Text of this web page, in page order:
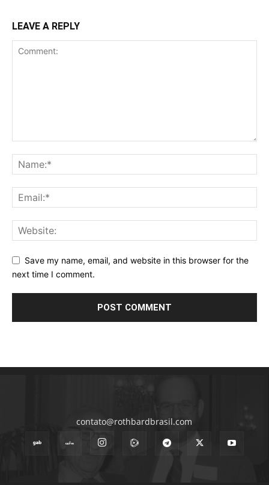
LEAVE A REPLY
Save my name, email, and website in this browser for the
next time I comment.
contato@rothbardbrasil.com